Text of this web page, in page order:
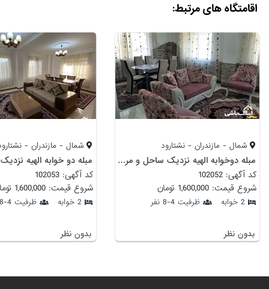
اقامتگاه های مرتبط:
شمال - مازندران - نشتارود
مبله دوخوابه الهیه نزدیک ساحل و مرداب (واحد۱)
کد آگهی: 102052
شروع قیمت: 1,600,000 تومان
2 خوابه ظرفیت 4-8 نفر
بدون نظر
شمال - مازندران -
کد آگهی: 102053
شروع قیمت: 1,600,000 تومان
2 خوابه ظرفیت 4-8 نفر
بدون نظر